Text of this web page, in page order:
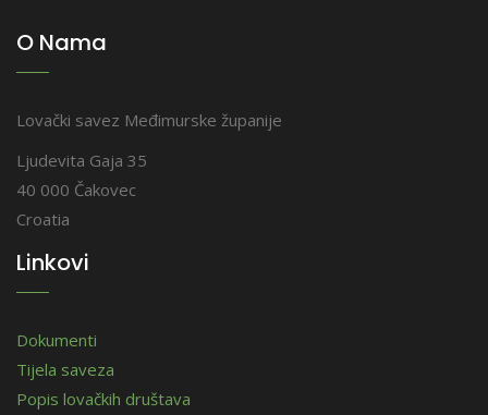
O Nama
Lovački savez Međimurske županije
Ljudevita Gaja 35
40 000 Čakovec
Croatia
Linkovi
Dokumenti
Tijela saveza
Popis lovačkih društava